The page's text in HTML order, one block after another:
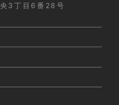
3丁目6番28号